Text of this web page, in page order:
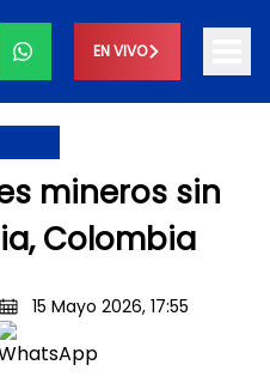
EN VIVO
mineros sin
Colombia
15 Mayo 2026, 17:55